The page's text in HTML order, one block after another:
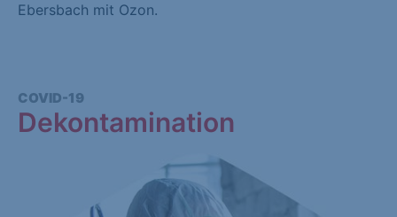
Ebersbach mit Ozon.
COVID-19
Dekontamination